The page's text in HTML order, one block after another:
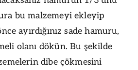
bu malzemeyi ekleyip
ayırdığınız sade hamuru,
olanı dökün. Bu şekilde
dibe çökmesini